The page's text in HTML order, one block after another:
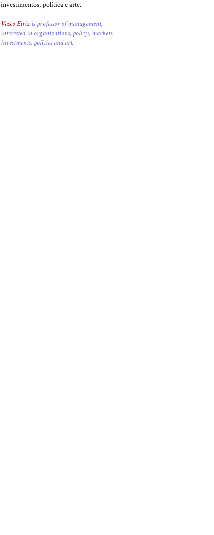
investimentos, política e arte.
Vasco Eiriz is professor of management,
interested in organizations, policy, markets,
investments, politics and art.